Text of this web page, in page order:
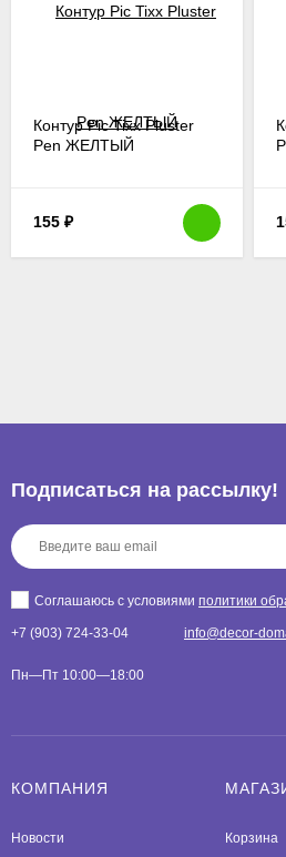
Контур Pic Tixx Pluster
Pen ЖЕЛТЫЙ
155 ₽
Подписаться на рассылкy!
Соглашаюсь с условиями политики
+7 (903) 724-33-04 info@decor-
Пн—Пт 10:00—18:00
КОМПАНИЯ
Новости
Корзина